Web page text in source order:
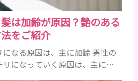
は加齢が原因？艶のある
をご紹介
なる原因は、主に加齢 男性の
になっていく原因は、主に加